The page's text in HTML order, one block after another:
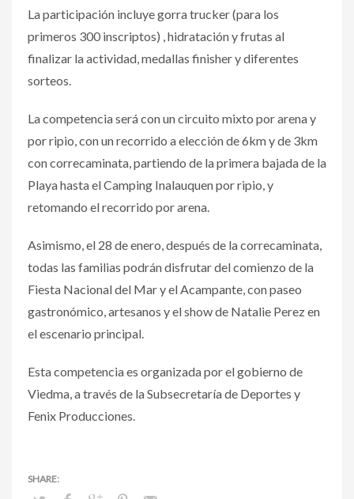
La participación incluye gorra trucker (para los
primeros 300 inscriptos) , hidratación y frutas al
finalizar la actividad, medallas finisher y diferentes
sorteos.
La competencia será con un circuito mixto por arena y
por ripio, con un recorrido a elección de 6km y de 3km
con correcaminata, partiendo de la primera bajada de la
Playa hasta el Camping Inalauquen por ripio, y
retomando el recorrido por arena.
Asimismo, el 28 de enero, después de la correcaminata,
todas las familias podrán disfrutar del comienzo de la
Fiesta Nacional del Mar y el Acampante, con paseo
gastronómico, artesanos y el show de Natalie Perez en
el escenario principal.
Esta competencia es organizada por el gobierno de
Viedma, a través de la Subsecretaría de Deportes y
Fenix Producciones.